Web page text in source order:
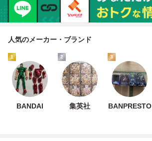
人気のメーカー・ブランド
1
BANDAI
2
集英社
3
BANPRESTO